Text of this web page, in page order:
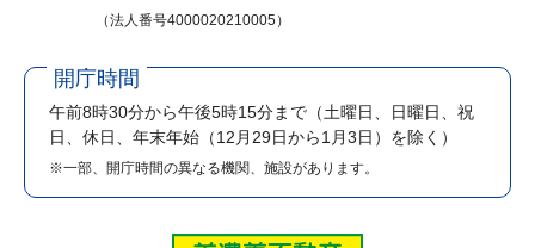
（法人番号4000020210005）
開庁時間
午前8時30分から午後5時15分まで （土曜日、日曜日、祝
日、休日、年末年始（12月29日から1月3日）を除く）
※一部、開庁時間の異なる機関、施設があります。